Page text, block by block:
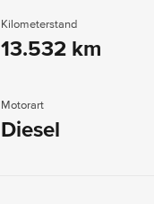
Kilometerstand
13.532 km
Motorart
Diesel